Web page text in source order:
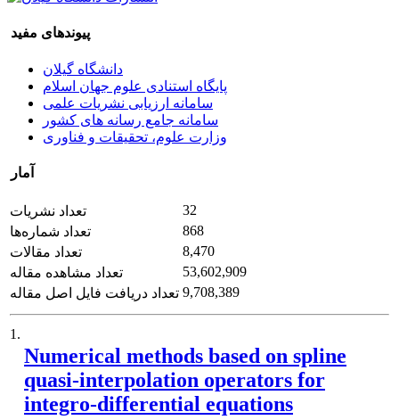
پیوندهای مفید
دانشگاه گیلان
پایگاه استنادی علوم جهان اسلام
سامانه ارزیابی نشریات علمی
سامانه جامع رسانه های کشور
وزارت علوم، تحقیقات و فناوری
آمار
تعداد نشریات
32
تعداد شماره‌ها
868
تعداد مقالات
8,470
تعداد مشاهده مقاله
53,602,909
تعداد دریافت فایل اصل مقاله 9,708,389
1.
Numerical methods based on spline
quasi-interpolation operators for
integro-differential equations